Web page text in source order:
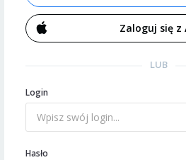
Zaloguj się z
LUB
Login
Hasło